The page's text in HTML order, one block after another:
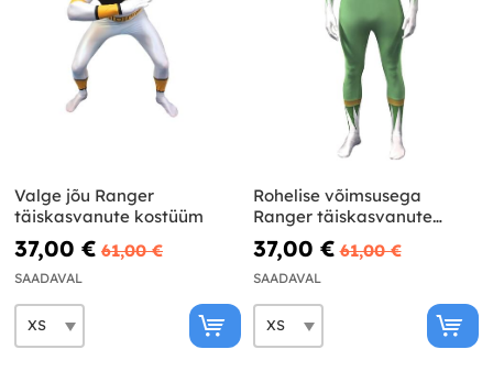
Valge jõu Ranger
täiskasvanute kostüüm
37,00 € 61,00 €
SAADAVAL
Rohelise võimsusega
Ranger täiskasvanute
kostüüm
37,00 € 61,00 €
SAADAVAL